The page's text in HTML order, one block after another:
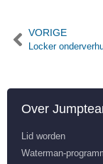
VORIGE
Over
Lid worden
Waterman-